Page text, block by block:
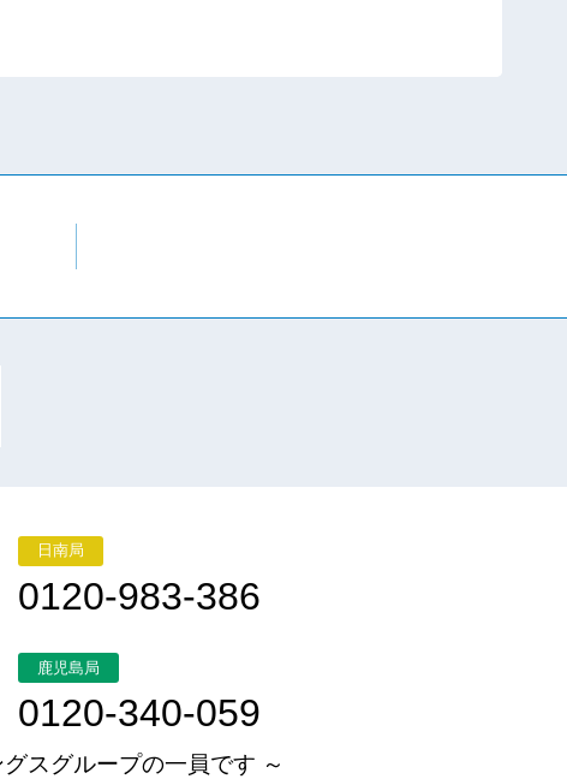
日南局
0120-983-386
鹿児島局
0120-340-059
スグループの一員です ～